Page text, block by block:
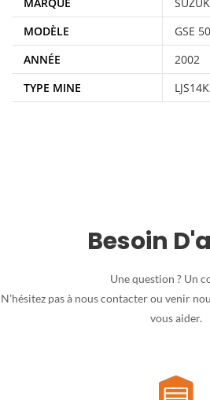
MODÈLE
GSE
ANNÉE
2002
TYPE MINE
Besoin
Une question ? Un
N’hésitez pas à nous contacter ou venir
vous aider.